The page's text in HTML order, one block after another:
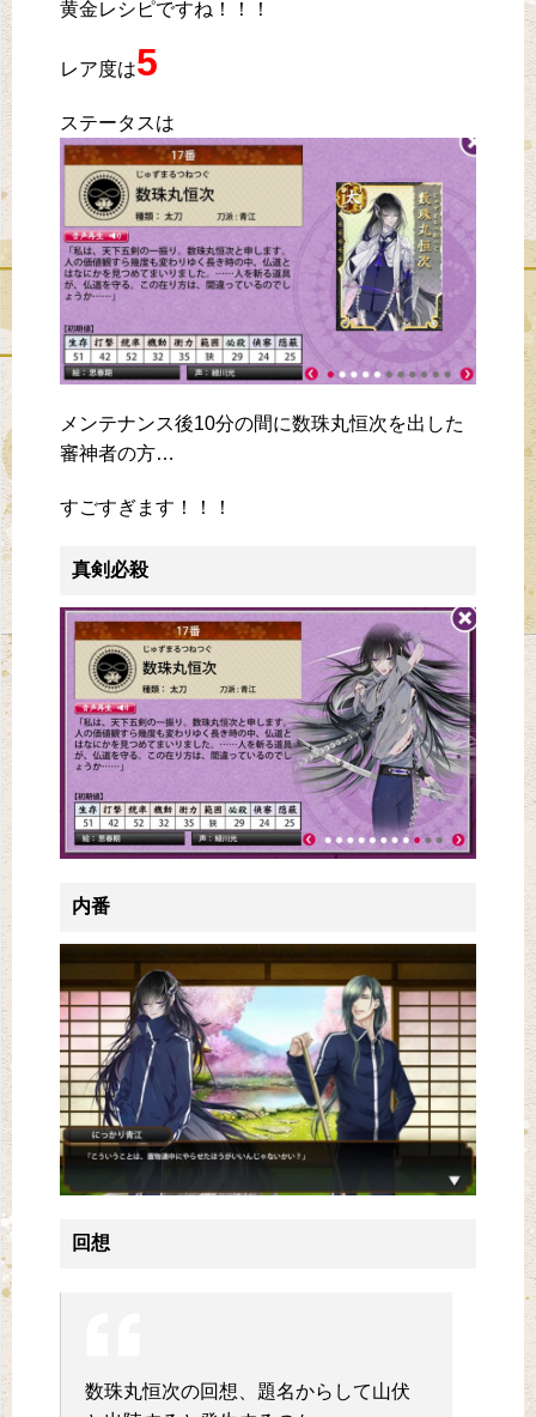
黄金レシピですね！！！
レア度は5
ステータスは
メンテナンス後10分の間に数珠丸恒次を出した
審神者の方…
すごすぎます！！！
真剣必殺
内番
回想
数珠丸恒次の回想、題名からして山伏